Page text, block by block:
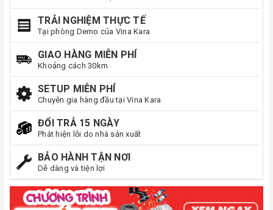
TRẢI NGHIỆM THỰC TẾ
Tại phòng Demo của Vina Kara
GIAO HÀNG MIỄN PHÍ
Khoảng cách 30km
SETUP MIỄN PHÍ
Chuyên gia hàng đầu tại Vina Kara
ĐỔI TRẢ 15 NGÀY
Phát hiện lỗi do nhà sản xuất
BẢO HÀNH TẬN NƠI
Dễ dàng và tiện lợi